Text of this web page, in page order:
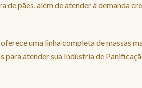
de pães, além de atender à demanda
uma linha completa de massas
para atender sua Indústria de